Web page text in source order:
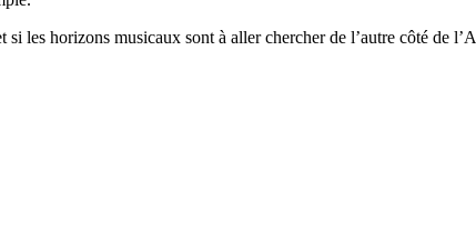
les horizons musicaux sont à aller chercher de l’autre côté de